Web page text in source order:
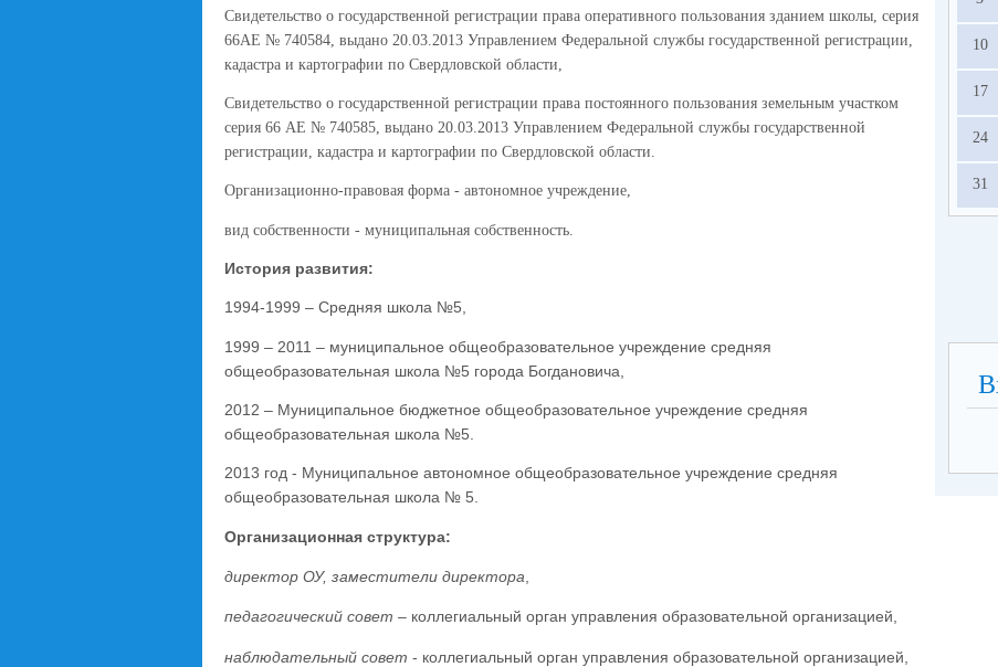
Свидетельство о государственной регистрации права оперативного пользования зданием школы, серия
66АЕ № 740584, выдано 20.03.2013 Управлением Федеральной службы государственной регистрации,
кадастра и картографии по Свердловской области,
Свидетельство о государственной регистрации права постоянного пользования земельным участком
серия 66 АЕ № 740585, выдано 20.03.2013 Управлением Федеральной службы государственной
регистрации, кадастра и картографии по Свердловской области.
Организационно-правовая форма - автономное учреждение,
вид собственности - муниципальная собственность.
История развития:
1994-1999 – Средняя школа №5,
1999 – 2011 – муниципальное общеобразовательное учреждение средняя
общеобразовательная школа №5 города Богдановича,
2012 – Муниципальное бюджетное общеобразовательное учреждение средняя
общеобразовательная школа №5.
2013 год - Муниципальное автономное общеобразовательное учреждение средняя
общеобразовательная школа № 5.
Организационная структура:
директор ОУ, заместители директора
педагогический совет – коллегиальный орган управления образовательной организацией,
наблюдательный совет - коллегиальный орган управления образовательной организацией,
10
17
24
31